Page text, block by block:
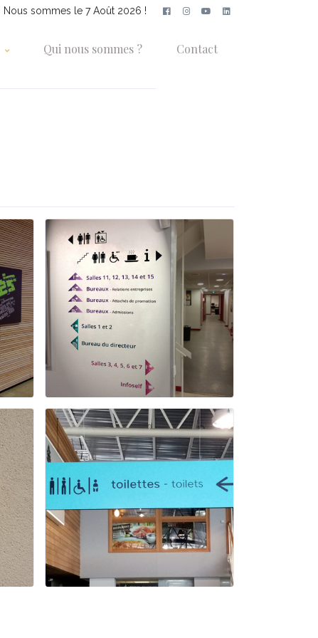
Nous sommes le 7 Août 2026 !
Qui nous sommes ? Contact